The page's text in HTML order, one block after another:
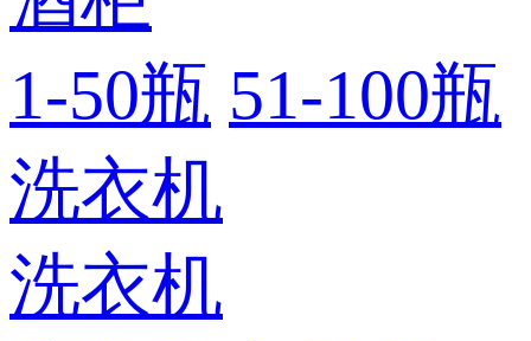
1-50瓶 51-100瓶
洗衣机
洗衣机